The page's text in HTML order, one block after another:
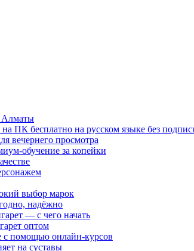
Алматы
ПК бесплатно на русском языке без
вечернего просмотра
обучение за копейки
выбор марок
надёжно
— с чего начать
оптом
с помощью онлайн-курсов
на суставы